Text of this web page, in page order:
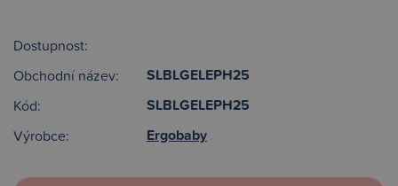
Dostupnost:
Obchodní název:
SLBLGELEPH25
Kód: SLBLGELEPH25
Výrobce: Ergobaby